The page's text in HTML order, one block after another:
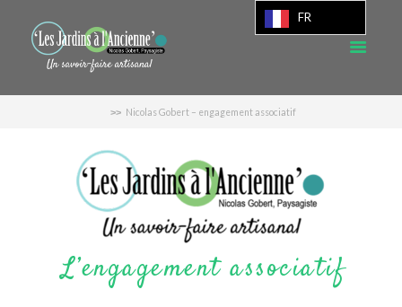
Nicolas Gobert – engagement associatif
L’engagement associatif
FR